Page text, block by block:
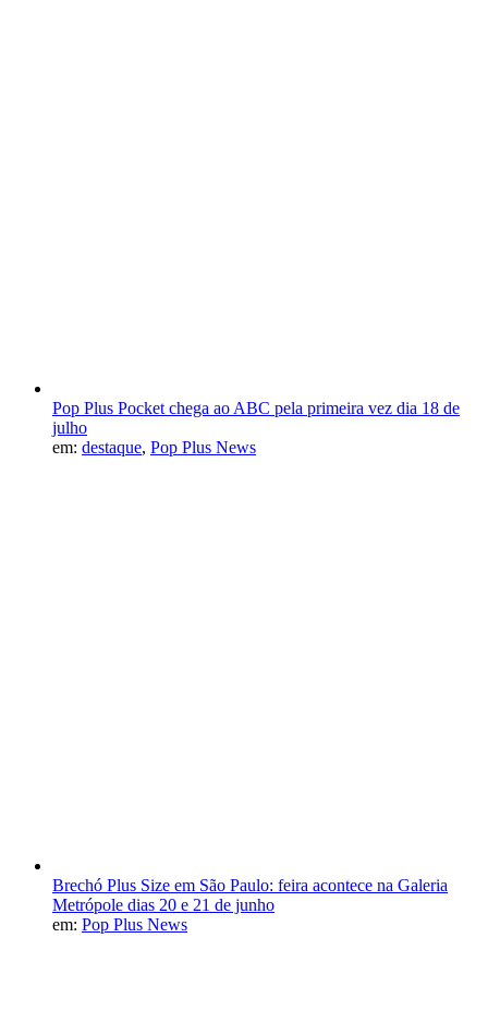
Pop Plus Pocket chega ao ABC pela primeira vez dia 18 de
julho
em: destaque, Pop Plus News
Brechó Plus Size em São Paulo: feira acontece na Galeria
Metrópole dias 20 e 21 de junho
em: Pop Plus News